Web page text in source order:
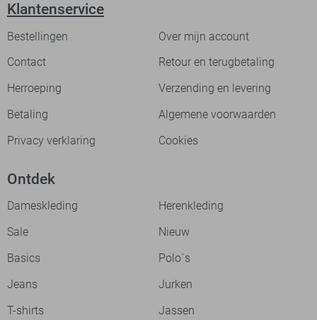
Klantenservice
Bestellingen
Over mijn account
Contact
Retour en terugbetaling
Herroeping
Verzending en levering
Betaling
Algemene voorwaarden
Privacy verklaring
Cookies
Ontdek
Dameskleding
Herenkleding
Sale
Nieuw
Basics
Polo`s
Jeans
Jurken
T-shirts
Jassen